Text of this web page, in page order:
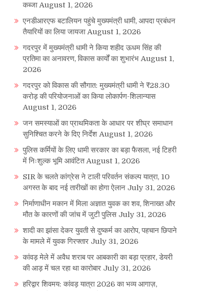
कब्जा August 1, 2026
एनडीआरएफ बटालियन पहुंचे मुख्यमंत्री धामी, आपदा प्रबंधन
तैयारियों का लिया जायजा August 1, 2026
गदरपुर में मुख्यमंत्री धामी ने किया शहीद ऊधम सिंह की
प्रतिमा का अनावरण, विकास कार्यों का शुभारंभ August 1,
2026
गदरपुर को विकास की सौगात: मुख्यमंत्री धामी ने ₹28.30
करोड़ की परियोजनाओं का किया लोकार्पण-शिलान्यास
August 1, 2026
जन समस्याओं का प्राथमिकता के आधार पर शीघ्र समाधान
सुनिश्चित करने के दिए निर्देश August 1, 2026
पुलिस कर्मियों के लिए धामी सरकार का बड़ा फैसला, नई टिहरी
में निःशुल्क भूमि आवंटित August 1, 2026
SIR के चलते कांग्रेस ने टाली परिवर्तन संकल्प यात्रा, 10
अगस्त के बाद नई तारीखों का होगा ऐलान July 31, 2026
निर्माणाधीन मकान में मिला अज्ञात युवक का शव, शिनाख्त और
मौत के कारणों की जांच में जुटी पुलिस July 31, 2026
शादी का झांसा देकर युवती से दुष्कर्म का आरोप, पहचान छिपाने
के मामले में युवक गिरफ्तार July 31, 2026
कांवड़ मेले में अवैध शराब पर आबकारी का बड़ा प्रहार, डेयरी
की आड़ में चल रहा था कारोबार July 31, 2026
हरिद्वार शिवमय: कांवड़ यात्रा 2026 का भव्य आगाज़,